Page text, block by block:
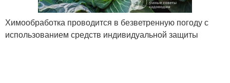
Химообработка проводится в безветренную погоду с
использованием средств индивидуальной защиты